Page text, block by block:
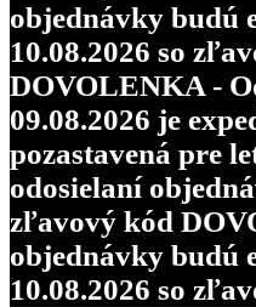
objednávky budú
10.08.2026 so
DOVOLENKA -
09.08.2026 je
pozastavená pre
odosielaní
zľavový kód
objednávky budú
10.08.2026 so